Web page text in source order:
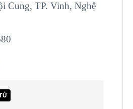
Cung, TP. Vinh, Nghệ